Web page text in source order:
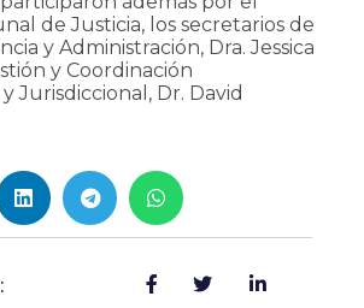
de Justicia, los secretarios de
y Administración, Dra. Jessica
y Coordinación
Jurisdiccional, Dr. David